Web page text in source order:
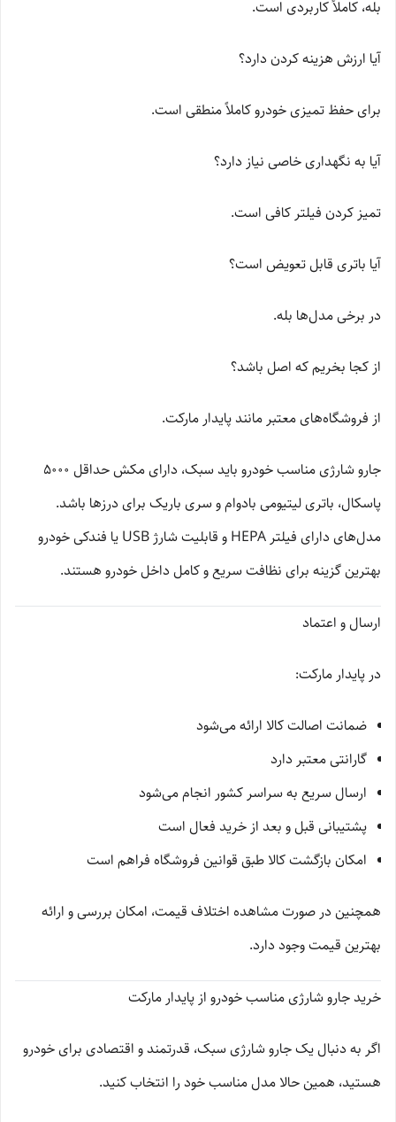
بله، کاملاً کاربردی است.
آیا ارزش هزینه کردن دارد؟
برای حفظ تمیزی خودرو کاملاً منطقی است.
آیا به نگهداری خاصی نیاز دارد؟
تمیز کردن فیلتر کافی است.
آیا باتری قابل تعویض است؟
در برخی مدل‌ها بله.
از کجا بخریم که اصل باشد؟
از فروشگاه‌های معتبر مانند پایدار مارکت.
جارو شارژی مناسب خودرو باید سبک، دارای مکش حداقل 5000
پاسکال، باتری لیتیومی بادوام و سری باریک برای درزها باشد.
مدل‌های دارای فیلتر HEPA و قابلیت شارژ USB یا فندکی خودرو
بهترین گزینه برای نظافت سریع و کامل داخل خودرو هستند.
ارسال و اعتماد
در پایدار مارکت:
ضمانت اصالت کالا ارائه می‌شود
گارانتی معتبر دارد
ارسال سریع به سراسر کشور انجام می‌شود
پشتیبانی قبل و بعد از خرید فعال است
امکان بازگشت کالا طبق قوانین فروشگاه فراهم است
همچنین در صورت مشاهده اختلاف قیمت، امکان بررسی و ارائه
بهترین قیمت وجود دارد.
خرید جارو شارژی مناسب خودرو از پایدار مارکت
اگر به دنبال یک جارو شارژی سبک، قدرتمند و اقتصادی برای خودرو
هستید، همین حالا مدل مناسب خود را انتخاب کنید.